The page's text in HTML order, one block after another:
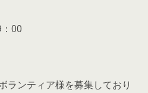
00
ランティア様を募集しており